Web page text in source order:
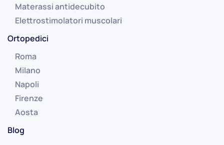
Materassi antidecubito
Elettrostimolatori muscolari
Ortopedici
Roma
Milano
Napoli
Firenze
Aosta
Blog